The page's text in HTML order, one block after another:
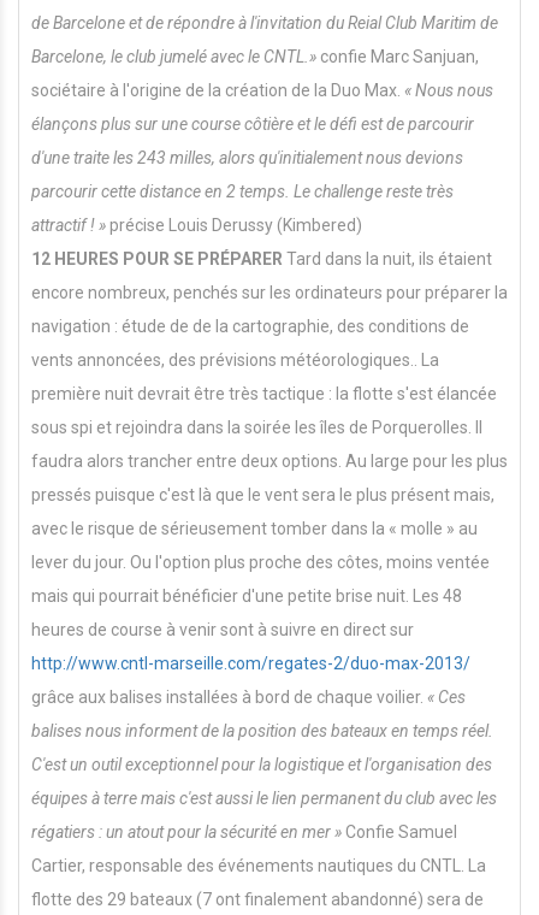
de Barcelone et de répondre à l'invitation du Reial Club Maritim de
Barcelone, le club jumelé avec le CNTL.» confie Marc Sanjuan,
sociétaire à l'origine de la création de la Duo Max. « Nous nous
élançons plus sur une course côtière et le défi est de parcourir
d'une traite les 243 milles, alorsqu'initialement nous devions
parcourir cette distance en 2 temps. Le challenge reste très
attractif ! »précise Louis Derussy (Kimbered)
1 2 HEURES POUR SE PRÉPARER Tard dans la nuit, ils étaient
encore nombreux, penchés sur les ordinateurs pour préparer la
navigation : étude de de la cartographie, des conditions de
vents annoncées, des prévisions météorologiques.. La
première nuit devrait être très tactique : la flotte s'est élancée
sous spi et rejoindra dans la soirée les îles de Porquerolles. Il
faudra alors trancher entre deux options. Au large pour les plus
pressés puisque c'est là que le vent sera le plus présent mais,
avec le risque de sérieusement tomber dans la « molle » au
lever du jour. Ou l'option plus proche des côtes, moins ventée
mais qui pourrait bénéficier d'une petite brise nuit. Les 48
heures de course à venir sont à suivre en direct sur
http://www.cntl-marseille.com/regates-2/duo-max-2013/
grâce aux balises installées à bord de chaque voilier. « Ces
balises nous informent de la position des bateaux en temps réel.
C'est un outil exceptionnel pour la logistique et l'organisation des
équipes à terre mais c'est aussi lelien permanent du club avec les
régatiers : un atout pour la sécurité en mer »Confie Samuel
Cartier, responsable des événements nautiques du CNTL. La
flotte des 29 bateaux (7 ont finalement abandonné) sera de